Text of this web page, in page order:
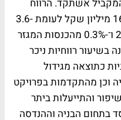
המקביל אשתקד. הרווח
התפעולי במגזר הסתכם לכדי 16.6 מיליון שקל לעומת -3.6
מיליון שקל ברבעון המקביל; 2.3% ו־-0.3% מהכנסות המגזר
בשיעור רווחיות ניכר
כתוצאה מגידול
וכן מהתקדמות בפרויקט
והתייעלות ביתר
בתחום הבניה וההנדסה